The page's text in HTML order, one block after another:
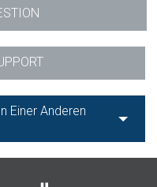
Einer Anderen